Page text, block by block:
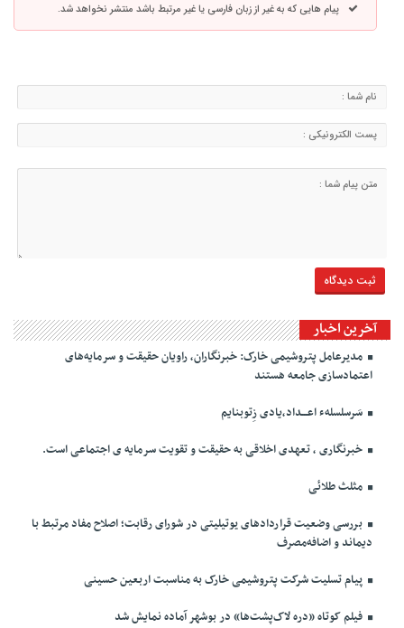
پیام هایی که به غیر از زبان فارسی یا غیر مرتبط باشد منتشر نخواهد شد.
آخرین اخبار
مدیرعامل پتروشیمی خارک: خبرنگاران، راویان حقیقت و سرمایه‌های
اعتمادسازی جامعه هستند
سَرسلسلهء اعـــداد،یادی زِتوبنایم
خبرنگاری ، تعهدی اخلاقی به حقیقت و تقویت سرمایه ی اجتماعی است.
مثلث طلائی
بررسی وضعیت قراردادهای یوتیلیتی در شورای رقابت؛ اصلاح مفاد مرتبط با
دیماند و اضافه‌مصرف
پیام تسلیت شرکت پتروشیمی خارک به مناسبت اربعین حسینی
فیلم کوتاه «دره لاک‌پشت‌ها» در بوشهر آماده نمایش شد